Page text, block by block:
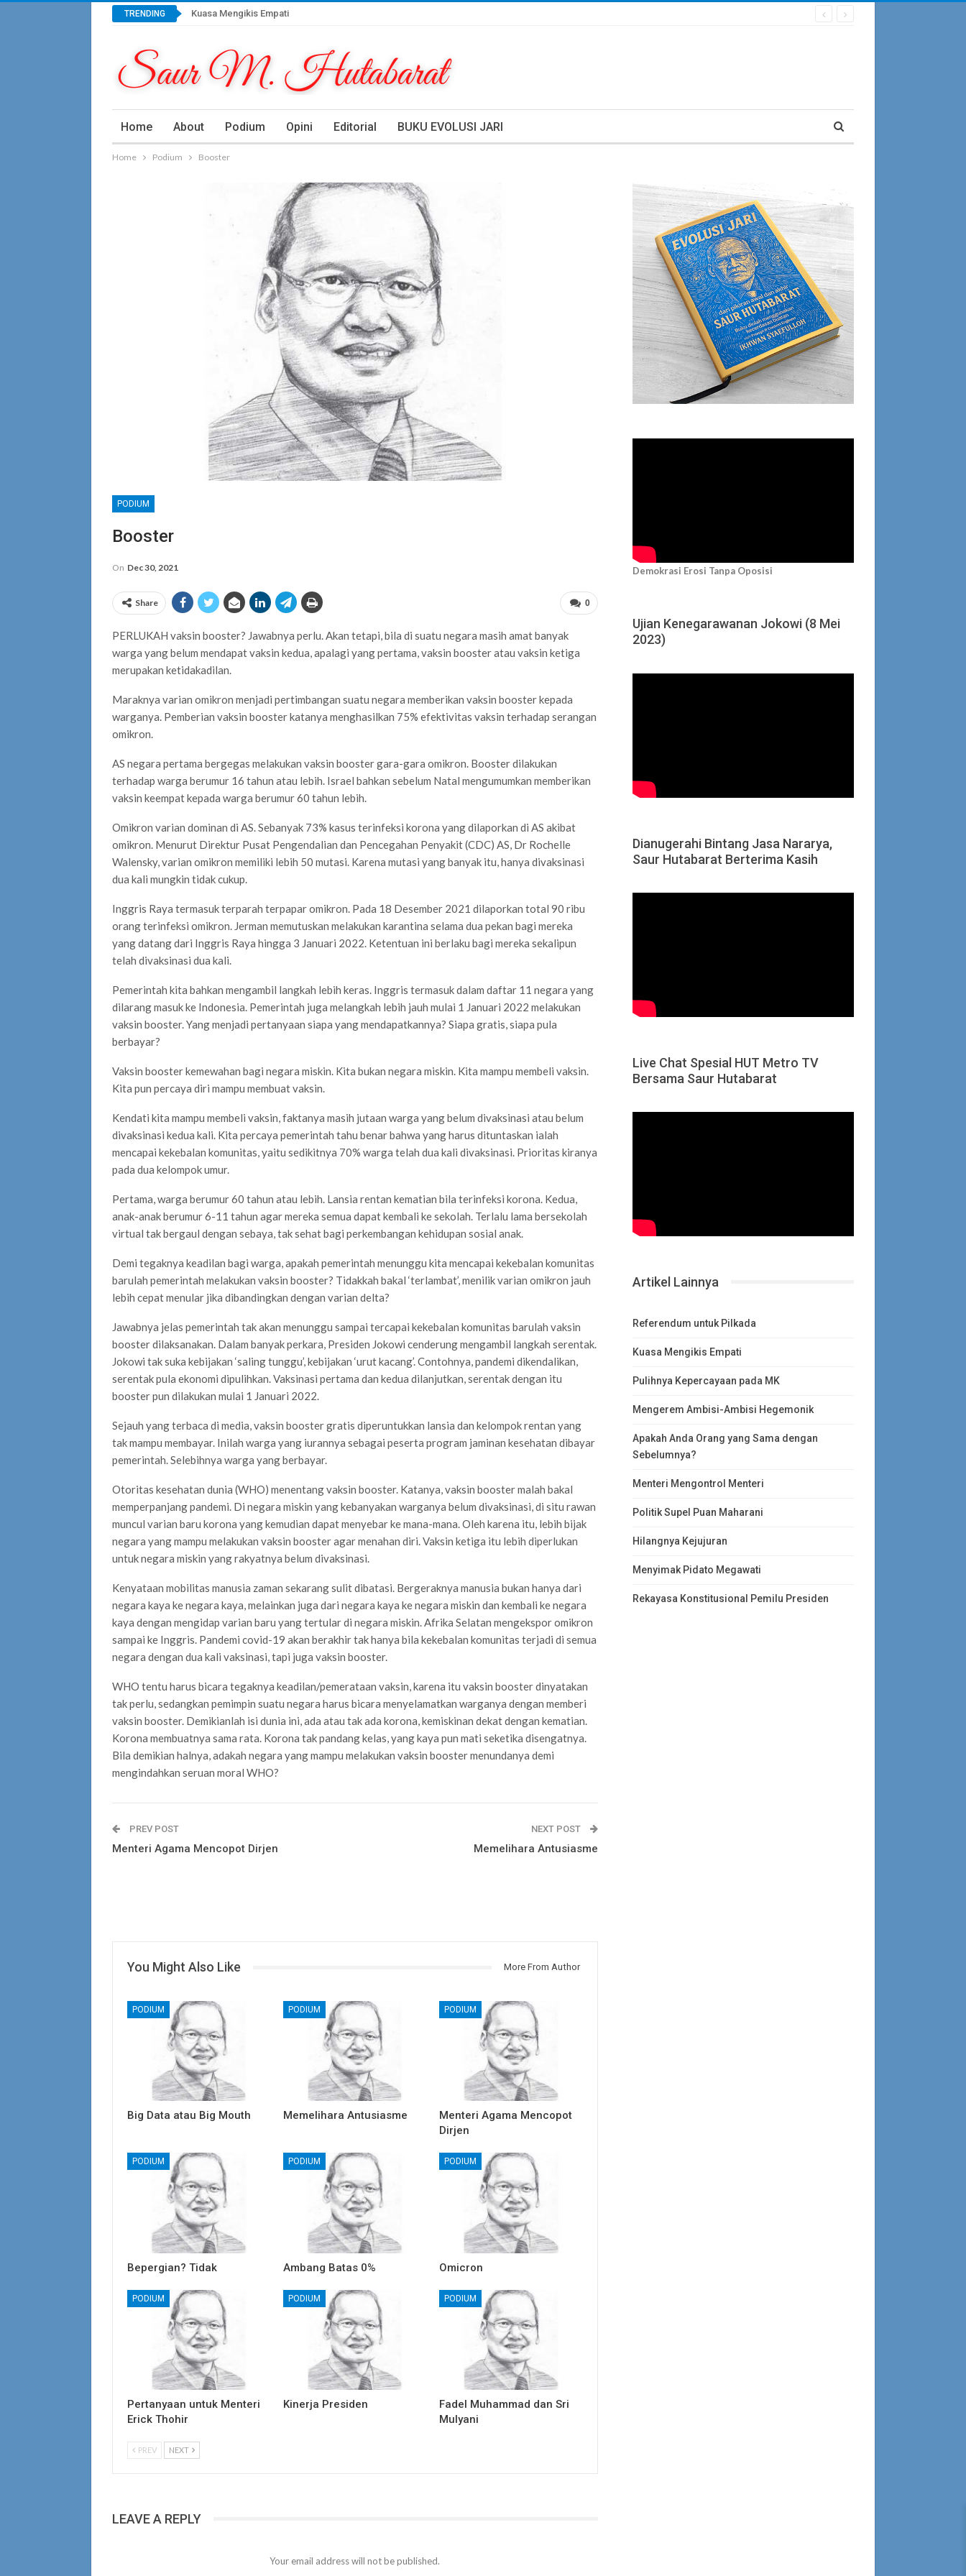
TRENDING Kuasa Mengikis Empati
Home About Podium Opini Editorial BUKU EVOLUSI JARI
Home Podium Booster
PODIUM
Booster
On Dec 30, 2021
0
Share
PERLUKAH vaksin booster? Jawabnya perlu. Akan tetapi, bila di suatu negara masih amat banyak
warga yang belum mendapat vaksin kedua, apalagi yang pertama, vaksin booster atau vaksin ketiga
merupakan ketidakadilan.
Maraknya varian omikron menjadi pertimbangan suatu negara memberikan vaksin booster kepada
warganya. Pemberian vaksin booster katanya menghasilkan 75% efektivitas vaksin terhadap serangan
omikron.
AS negara pertama bergegas melakukan vaksin booster gara-gara omikron. Booster dilakukan
terhadap warga berumur 16 tahun atau lebih. Israel bahkan sebelum Natal mengumumkan memberikan
vaksin keempat kepada warga berumur 60 tahun lebih.
Omikron varian dominan di AS. Sebanyak 73% kasus terinfeksi korona yang dilaporkan di AS akibat
omikron. Menurut Direktur Pusat Pengendalian dan Pencegahan Penyakit (CDC) AS, Dr Rochelle
Walensky, varian omikron memiliki lebih 50 mutasi. Karena mutasi yang banyak itu, hanya divaksinasi
dua kali mungkin tidak cukup.
Inggris Raya termasuk terparah terpapar omikron. Pada 18 Desember 2021 dilaporkan total 90 ribu
orang terinfeksi omikron. Jerman memutuskan melakukan karantina selama dua pekan bagi mereka
yang datang dari Inggris Raya hingga 3 Januari 2022. Ketentuan ini berlaku bagi mereka sekalipun
telah divaksinasi dua kali.
Pemerintah kita bahkan mengambil langkah lebih keras. Inggris termasuk dalam daftar 11 negara yang
dilarang masuk ke Indonesia. Pemerintah juga melangkah lebih jauh mulai 1 Januari 2022 melakukan
vaksin booster. Yang menjadi pertanyaan siapa yang mendapatkannya? Siapa gratis, siapa pula
berbayar?
Vaksin booster kemewahan bagi negara miskin. Kita bukan negara miskin. Kita mampu membeli vaksin.
Kita pun percaya diri mampu membuat vaksin.
Kendati kita mampu membeli vaksin, faktanya masih jutaan warga yang belum divaksinasi atau belum
divaksinasi kedua kali. Kita percaya pemerintah tahu benar bahwa yang harus dituntaskan ialah
mencapai kekebalan komunitas, yaitu sedikitnya 70% warga telah dua kali divaksinasi. Prioritas kiranya
pada dua kelompok umur.
Pertama, warga berumur 60 tahun atau lebih. Lansia rentan kematian bila terinfeksi korona. Kedua,
anak-anak berumur 6-11 tahun agar mereka semua dapat kembali ke sekolah. Terlalu lama bersekolah
virtual tak bergaul dengan sebaya, tak sehat bagi perkembangan kehidupan sosial anak.
Demi tegaknya keadilan bagi warga, apakah pemerintah menunggu kita mencapai kekebalan komunitas
barulah pemerintah melakukan vaksin booster? Tidakkah bakal ‘terlambat’, menilik varian omikron jauh
lebih cepat menular jika dibandingkan dengan varian delta?
Jawabnya jelas pemerintah tak akan menunggu sampai tercapai kekebalan komunitas barulah vaksin
booster dilaksanakan. Dalam banyak perkara, Presiden Jokowi cenderung mengambil langkah serentak.
Jokowi tak suka kebijakan ‘saling tunggu’, kebijakan ‘urut kacang’. Contohnya, pandemi dikendalikan,
serentak pula ekonomi dipulihkan. Vaksinasi pertama dan kedua dilanjutkan, serentak dengan itu
booster pun dilakukan mulai 1 Januari 2022.
Sejauh yang terbaca di media, vaksin booster gratis diperuntukkan lansia dan kelompok rentan yang
tak mampu membayar. Inilah warga yang iurannya sebagai peserta program jaminan kesehatan dibayar
pemerintah. Selebihnya warga yang berbayar.
Otoritas kesehatan dunia (WHO) menentang vaksin booster. Katanya, vaksin booster malah bakal
memperpanjang pandemi. Di negara miskin yang kebanyakan warganya belum divaksinasi, di situ rawan
muncul varian baru korona yang kemudian dapat menyebar ke mana-mana. Oleh karena itu, lebih bijak
negara yang mampu melakukan vaksin booster agar menahan diri. Vaksin ketiga itu lebih diperlukan
untuk negara miskin yang rakyatnya belum divaksinasi.
Kenyataan mobilitas manusia zaman sekarang sulit dibatasi. Bergeraknya manusia bukan hanya dari
negara kaya ke negara kaya, melainkan juga dari negara kaya ke negara miskin dan kembali ke negara
kaya dengan mengidap varian baru yang tertular di negara miskin. Afrika Selatan mengekspor omikron
sampai ke Inggris. Pandemi covid-19 akan berakhir tak hanya bila kekebalan komunitas terjadi di semua
negara dengan dua kali vaksinasi, tapi juga vaksin booster.
WHO tentu harus bicara tegaknya keadilan/pemerataan vaksin, karena itu vaksin booster dinyatakan
tak perlu, sedangkan pemimpin suatu negara harus bicara menyelamatkan warganya dengan memberi
vaksin booster. Demikianlah isi dunia ini, ada atau tak ada korona, kemiskinan dekat dengan kematian.
Korona membuatnya sama rata. Korona tak pandang kelas, yang kaya pun mati seketika disengatnya.
Bila demikian halnya, adakah negara yang mampu melakukan vaksin booster menundanya demi
mengindahkan seruan moral WHO?
PREV POST
Menteri Agama Mencopot Dirjen
NEXT POST
Memelihara Antusiasme
You Might Also Like More From Author
PODIUM
Big Data atau Big Mouth
PODIUM
Memelihara Antusiasme
PODIUM
Menteri Agama Mencopot
Dirjen
PODIUM
Bepergian? Tidak
PODIUM
Ambang Batas 0%
PODIUM
Omicron
PODIUM
Pertanyaan untuk Menteri
Erick Thohir
PODIUM
Kinerja Presiden
PODIUM
Fadel Muhammad dan Sri
Mulyani
PREV NEXT
LEAVE A REPLY
Your email address will not be published.
Demokrasi Erosi Tanpa Oposisi
Ujian Kenegarawanan Jokowi (8 Mei
2023)
Dianugerahi Bintang Jasa Nararya,
Saur Hutabarat Berterima Kasih
Live Chat Spesial HUT Metro TV
Bersama Saur Hutabarat
Artikel Lainnya
Referendum untuk Pilkada
Kuasa Mengikis Empati
Pulihnya Kepercayaan pada MK
Mengerem Ambisi-Ambisi Hegemonik
Apakah Anda Orang yang Sama dengan
Sebelumnya?
Menteri Mengontrol Menteri
Politik Supel Puan Maharani
Hilangnya Kejujuran
Menyimak Pidato Megawati
Rekayasa Konstitusional Pemilu Presiden